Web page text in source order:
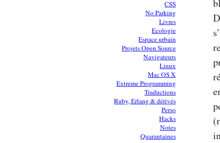
CSS
No Parking
Livres
Ecologie
Espace urbain
Projets Open Source
Navigateurs
Linux
Mac OS X
Extreme Programming
Traductions
Ruby, Erlang & dérivés
Perso
Hacks
Notes
Quarantaines